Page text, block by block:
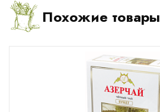
Похожие товары